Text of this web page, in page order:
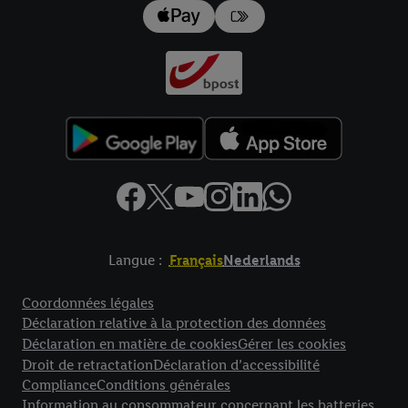
Langue : FrançaisNederlands
Coordonnées légales
Déclaration relative à la protection des données
Déclaration en matière de cookiesGérer les cookies
Droit de retractationDéclaration d’accessibilité
ComplianceConditions générales